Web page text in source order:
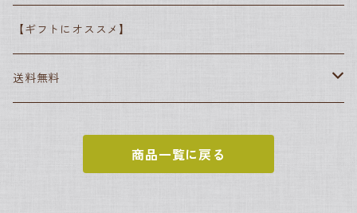
エドガー・ドガ
ポール・セザンヌ
エドゥアール・マネ
ジョルジュ・スーラ
フィンセント・ファン・ゴッホ
抽象派
グスタフ・クリムト
素朴派
ジャック＝ルイ・ダヴィッド
アールヌーヴォー
【ギフトにオススメ】
送料無料
商品一覧に戻る